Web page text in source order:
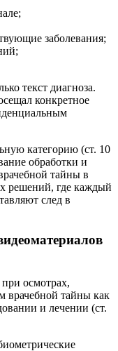
заболевания;
текст диагноза.
конкретное
категорию (ст. 10
обработки и
тайны в
решений, где каждый
след в
осмотрах,
врачебной тайны как
и лечении (ст.